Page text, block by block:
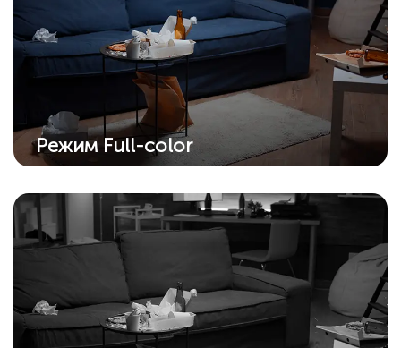
Режим Full-color
Благодаря встроенному прожектору
ночное видение теперь работает в
полноцветном режиме.